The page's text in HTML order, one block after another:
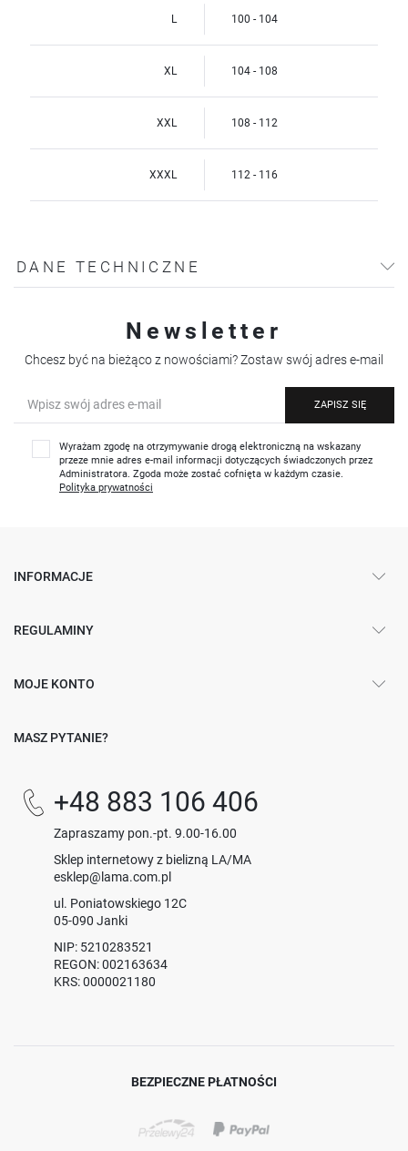
L 100 - 104
XL 104 - 108
XXL 108 - 112
XXXL 112 - 116
DANE TECHNICZNE
Newsletter
Chcesz być na bieżąco z nowościami? Zostaw swój adres e-mail
ZAPISZ SIĘ
Wyrażam zgodę na otrzymywanie drogą elektroniczną na wskazany
przeze mnie adres e-mail informacji dotyczących świadczonych przez
Administratora. Zgoda może zostać cofnięta w każdym czasie.
Polityka prywatności
INFORMACJE
REGULAMINY
MOJE KONTO
MASZ PYTANIE?
+48 883 106 406
Zapraszamy pon.-pt. 9.00-16.00
Sklep internetowy z bielizną LA/MA
esklep@lama.com.pl
ul. Poniatowskiego 12C
05-090 Janki
NIP: 5210283521
REGON: 002163634
KRS: 0000021180
BEZPIECZNE PŁATNOŚCI